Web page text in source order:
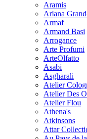
Aramis
Ariana
Armaf
Armand Basi
Arrogance
Arte Profumi
ArteOlfatto
Asabi
Asgharali
Atelier
Atelier Des
Atelier Flou
Athena's
Atkinsons
Attar